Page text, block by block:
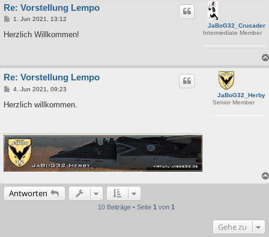
JaBoG32_Crusader
Intermediate Member
Re: Vorstellung Lempo
B
i
1. Jun 2021, 13:12
Herzlich Willkommen!
JaBoG32_Herby
Senior Member
Re: Vorstellung Lempo
B
i
4. Jun 2021, 09:23
Herzlich willkommen.
Antworten
10 Beiträge • Seite 1 von 1
Gehe zu